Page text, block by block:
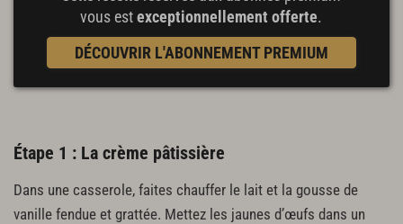
vous estexceptionnellement offerte.
DÉCOUVRIR L'ABONNEMENT PREMIUM
Étape 1 : La crème pâtissière
Dans une casserole, faites chauffer le lait et la gousse de
vanille fendue et grattée. Mettez les jaunes d’œufs dans un